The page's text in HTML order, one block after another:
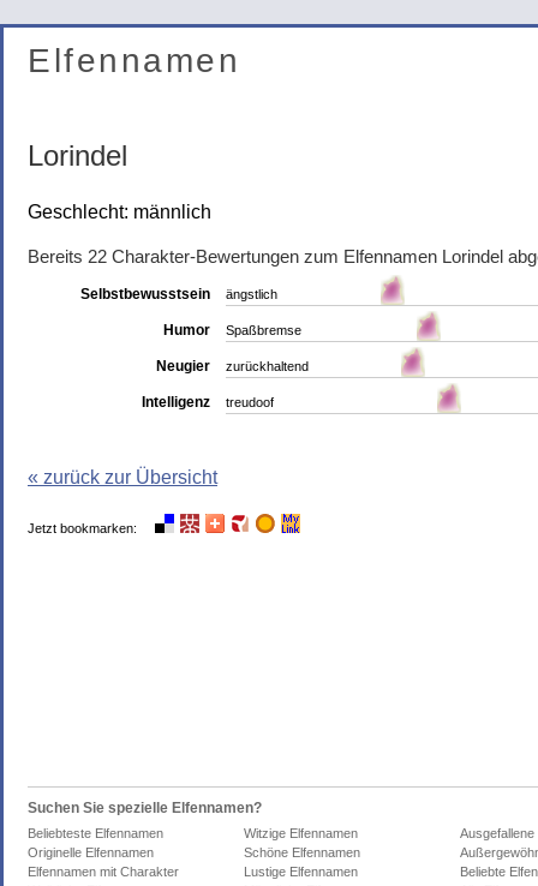
Elfennamen
Lorindel
Geschlecht: männlich
Bereits 22 Charakter-Bewertungen zum Elfennamen Lorindel
Selbstbewusstsein ängstlich
Humor Spaßbremse
Neugier zurückhaltend
Intelligenz treudoof
« zurück zur Übersicht
Jetzt bookmarken:
Suchen Sie spezielle Elfennamen?
Beliebteste Elfennamen Witzige Elfennamen
Ausgefallene
Originelle Elfennamen
Schöne Elfennamen
Elfennamen mit Charakter
Lustige Elfennamen
Beliebte